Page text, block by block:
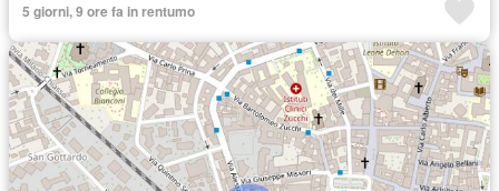
5 giorni, 9 ore fa in rentumo